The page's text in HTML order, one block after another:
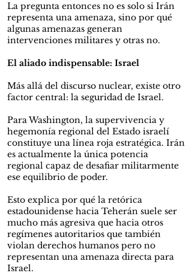
La pregunta entonces no es solo si Irán
representa una amenaza, sino por qué
algunas amenazas generan
intervenciones militares y otras no.
El aliado indispensable: Israel
Más allá del discurso nuclear, existe otro
factor central: la seguridad de Israel.
Para Washington, la supervivencia y
hegemonía regional del Estado israelí
constituye una línea roja estratégica. Irán
es actualmente la única potencia
regional capaz de desafiar militarmente
ese equilibrio de poder.
Esto explica por qué la retórica
estadounidense hacia Teherán suele ser
mucho más agresiva que hacia otros
regímenes autoritarios que también
violan derechos humanos pero no
representan una amenaza directa para
Israel.